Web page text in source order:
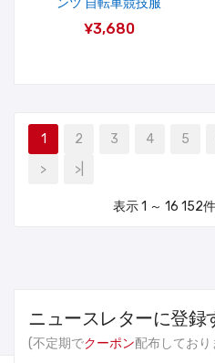
¥3,680
1 2 3 4 5
>
>|
表示 1 ～ 16 152
ニュースレターに登録
(不定期でクーポン配布しており